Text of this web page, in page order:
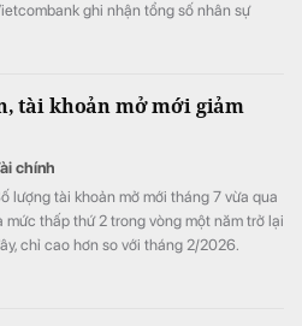
ghi nhận tổng số nhân sự
tài khoản mở mới giảm
chính
lượng tài khoản mở mới tháng 7 vừa qua
mức thấp thứ 2 trong vòng một năm trở lại
chỉ cao hơn so với tháng 2/2026.